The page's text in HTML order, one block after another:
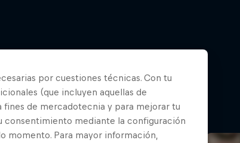
similares
por cuestiones técnicas. Con tu
(que incluyen aquellas de
de mercadotecnia y para mejorar tu
consentimiento mediante la configuración
momento. Para mayor información,